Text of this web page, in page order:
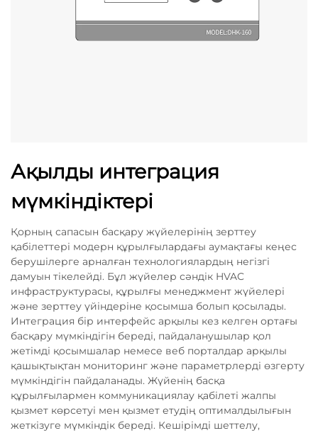
Ақылды интеграция
мүмкіндіктері
Қорның сапасын басқару жүйелерінің зерттеу
қабілеттері модерн құрылғылардағы аумақтағы кеңес
берушілерге арналған технологиялардың негізгі
дамуын тікелейді. Бұл жүйелер сәндік HVAC
инфраструктурасы, құрылғы менеджмент жүйелері
және зерттеу үйіндеріне қосымша болып қосылады.
Интеграция бір интерфейс арқылы кез келген ортағы
басқару мүмкіндігін береді, пайдаланушылар қол
жетімді қосымшалар немесе веб порталдар арқылы
қашықтықтан мониторинг және параметрлерді өзгерту
мүмкіндігін пайдаланады. Жүйенің басқа
құрылғылармен коммуникациялау қабілеті жалпы
қызмет көрсетуі мен қызмет етудің оптималдылығын
жеткізуге мүмкіндік береді. Кешірімді шеттелу,